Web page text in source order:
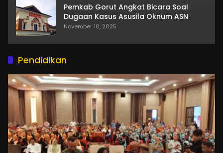
Pemkab Gorut Angkat Bicara Soal
Dugaan Kasus Asusila Oknum ASN
November 10, 2025
Pendidikan